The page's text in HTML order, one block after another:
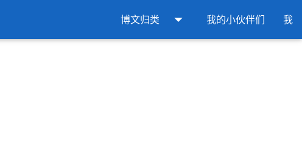
博文归类 arrow_drop_down 我的小伙伴们 我